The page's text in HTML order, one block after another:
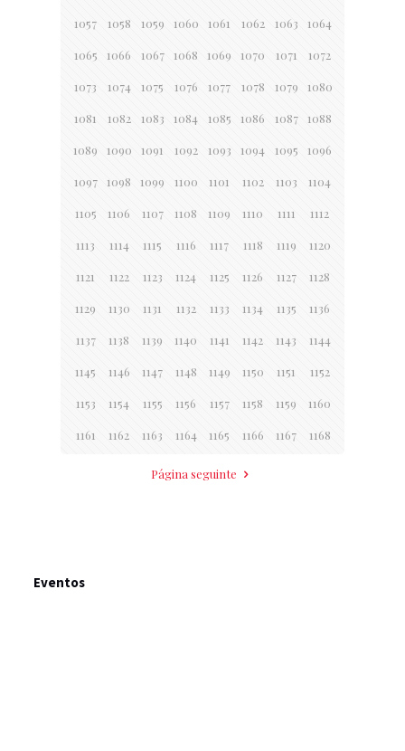
1057 1058 1059 1060 1061 1062 1063 1064
1065 1066 1067 1068 1069 1070 1071 1072
1073 1074 1075 1076 1077 1078 1079 1080
1081 1082 1083 1084 1085 1086 1087 1088
1089 1090 1091 1092 1093 1094 1095 1096
1097 1098 1099 1100 1101 1102 1103 1104
1105 1106 1107 1108 1109 1110 1111 1112
1113 1114 1115 1116 1117 1118 1119 1120
1121 1122 1123 1124 1125 1126 1127 1128
1129 1130 1131 1132 1133 1134 1135 1136
1137 1138 1139 1140 1141 1142 1143 1144
1145 1146 1147 1148 1149 1150 1151 1152
1153 1154 1155 1156 1157 1158 1159 1160
1161 1162 1163 1164 1165 1166 1167 1168
Página seguinte
Eventos